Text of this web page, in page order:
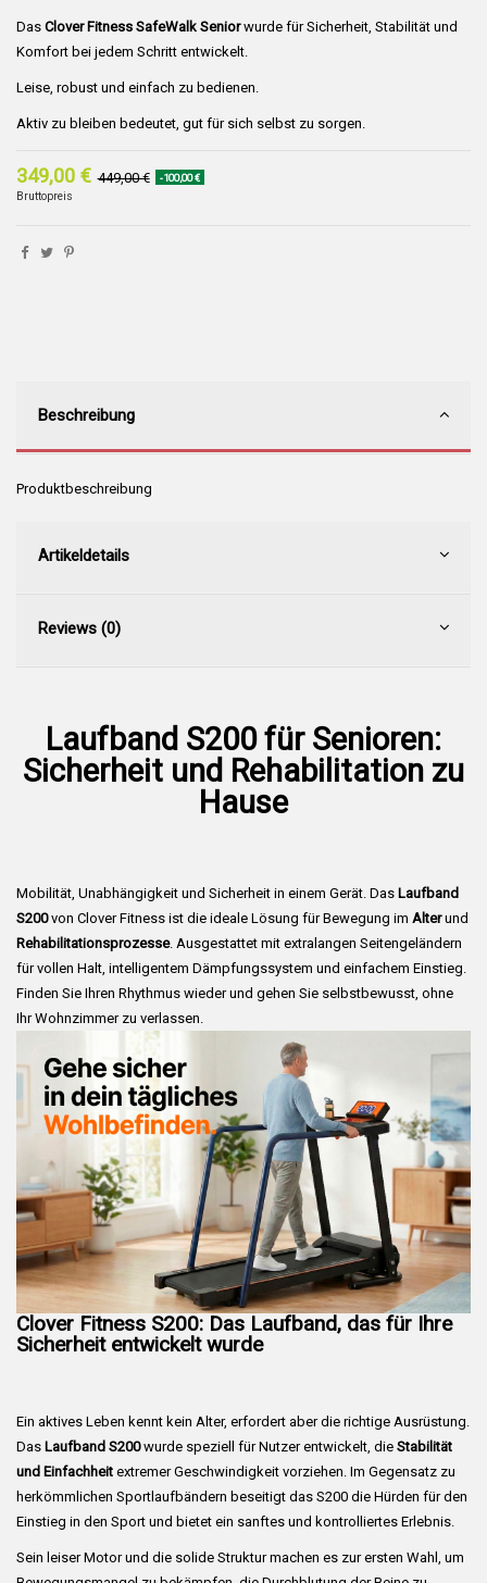
Das Clover Fitness SafeWalk Seniorwurde für Sicherheit, Stabilität und
Komfort bei jedem Schritt entwickelt.
Leise, robust und einfach zu bedienen.
Aktiv zu bleiben bedeutet, gut für sich selbst zu sorgen.
349,00 € 449,00 € -100,00 €
Bruttopreis
Beschreibung
Produktbeschreibung
Artikeldetails
Reviews (0)
Laufband S200 für Senioren:
Sicherheit und Rehabilitation zu
Hause
Mobilität, Unabhängigkeit und Sicherheit in einem Gerät. Das Laufband
S200von Clover Fitness ist die ideale Lösung für Bewegung im Alterund
Rehabilitationsprozesse. Ausgestattet mit extralangen Seitengeländern
für vollen Halt, intelligentem Dämpfungssystem und einfachem Einstieg.
Finden Sie Ihren Rhythmus wieder und gehen Sie selbstbewusst, ohne
Ihr Wohnzimmer zu verlassen.
Clover Fitness S200: Das Laufband, das für Ihre
Sicherheit entwickelt wurde
Ein aktives Leben kennt kein Alter, erfordert aber die richtige Ausrüstung.
Das Laufband S200wurde speziell für Nutzer entwickelt, die Stabilität
und Einfachheit extremer Geschwindigkeit vorziehen. Im Gegensatz zu
herkömmlichen Sportlaufbändern beseitigt das S200 die Hürden für den
Einstieg in den Sport und bietet ein sanftes und kontrolliertes Erlebnis.
Sein leiser Motor und die solide Struktur machen es zur ersten Wahl, um